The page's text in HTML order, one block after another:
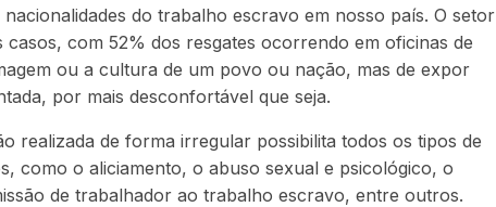
do trabalho escravo em nosso país. O setor
com 52% dos resgates ocorrendo em oficinas de
ou a cultura de um povo ou nação, mas de expor
por mais desconfortável que seja.
realizada de forma irregular possibilita todos os tipos de
como o aliciamento, o abuso sexual e psicológico, o
de trabalhador ao trabalho escravo, entre outros.